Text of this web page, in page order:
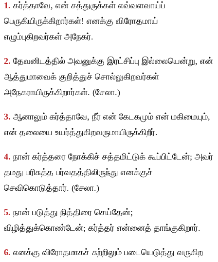
1. கர்த்தாவே, என் சத்துருக்கள் எவ்வளவாய்ப்
பெருகியிருக்கிறார்கள்! எனக்கு விரோதமாய்
எழும்புகிறவர்கள் அநேகர்.
2. தேவனிடத்தில் அவனுக்கு இரட்சிப்பு இல்லையென்று, என்
ஆத்துமாவைக் குறித்துச் சொல்லுகிறவர்கள்
அநேகராயிருக்கிறார்கள். (சேலா.)
3. ஆனாலும் கர்த்தாவே, நீர் என் கேடகமும் என் மகிமையும்,
என் தலையை உயர்த்துகிறவருமாயிருக்கிறீர்.
4. நான் கர்த்தரை நோக்கிச் சத்தமிட்டுக் கூப்பிட்டேன்; அவர்
தமது பரிசுத்த பர்வதத்திலிருந்து எனக்குச்
செவிகொடுத்தார். (சேலா.)
5. நான் படுத்து நித்திரை செய்தேன்;
விழித்துக்கொண்டேன்; கர்த்தர் என்னைத் தாங்குகிறார்.
6. எனக்கு விரோதமாகச் சுற்றிலும் படையெடுத்து வருகிற